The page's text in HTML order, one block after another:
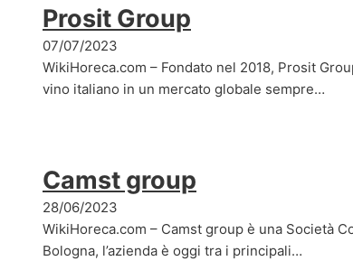
Prosit Group
07/07/2023
WikiHoreca.com – Fondato nel 2018, Prosit
vino italiano in un mercato globale sempre…
Camst group
28/06/2023
WikiHoreca.com – Camst group è una Società
Bologna, l’azienda è oggi tra i principali…